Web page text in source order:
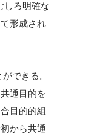
しろ明確な
形成され
できる。
通目的を
目的的組
から共通